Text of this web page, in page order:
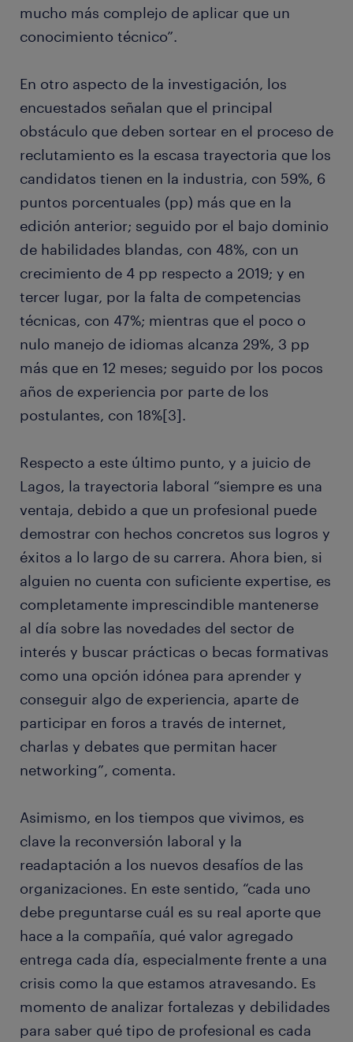
mucho más complejo de aplicar que un
conocimiento técnico”.
En otro aspecto de la investigación, los
encuestados señalan que el principal
obstáculo que deben sortear en el proceso de
reclutamiento es la escasa trayectoria que los
candidatos tienen en la industria, con 59%, 6
puntos porcentuales (pp) más que en la
edición anterior; seguido por el bajo dominio
de habilidades blandas, con 48%, con un
crecimiento de 4 pp respecto a 2019; y en
tercer lugar, por la falta de competencias
técnicas, con 47%; mientras que el poco o
nulo manejo de idiomas alcanza 29%, 3 pp
más que en 12 meses; seguido por los pocos
años de experiencia por parte de los
postulantes, con 18%[3].
Respecto a este último punto, y a juicio de
Lagos, la trayectoria laboral “siempre es una
ventaja, debido a que un profesional puede
demostrar con hechos concretos sus logros y
éxitos a lo largo de su carrera. Ahora bien, si
alguien no cuenta con suficiente expertise, es
completamente imprescindible mantenerse
al día sobre las novedades del sector de
interés y buscar prácticas o becas formativas
como una opción idónea para aprender y
conseguir algo de experiencia, aparte de
participar en foros a través de internet,
charlas y debates que permitan hacer
networking”, comenta.
Asimismo, en los tiempos que vivimos, es
clave la reconversión laboral y la
readaptación a los nuevos desafíos de las
organizaciones. En este sentido, “cada uno
debe preguntarse cuál es su real aporte que
hace a la compañía, qué valor agregado
entrega cada día, especialmente frente a una
crisis como la que estamos atravesando. Es
momento de analizar fortalezas y debilidades
para saber qué tipo de profesional es cada